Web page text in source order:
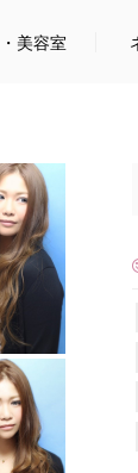
・美容室